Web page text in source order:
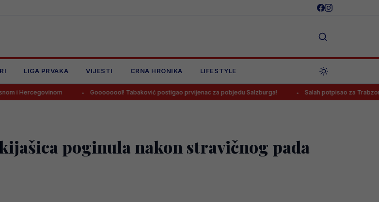
LIGA PRVAKA VIJESTI CRNA HRONIKA LIFESTYLE
Goooooool! Tabaković postigao prvijenac za pobjedu Salzburga! Salah potpisao za Trabzonspor,
poginula nakon stravičnog pada